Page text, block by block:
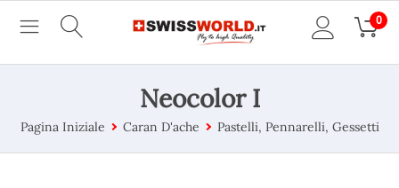
0
Neocolor I
Pagina Iniziale Caran D'ache Pastelli, Pennarelli, Gessetti